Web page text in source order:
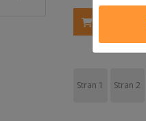
Stran 1 Stran 2